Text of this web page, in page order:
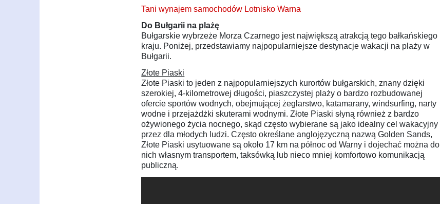
Tani wynajem samochodów Lotnisko Warna
Do Bułgarii na plażę
Bułgarskie wybrzeże Morza Czarnego jest największą atrakcją tego bałkańskiego
kraju. Poniżej, przedstawiamy najpopularniejsze destynacje wakacji na plaży w
Bułgarii.
Złote Piaski
Złote Piaski to jeden z najpopularniejszych kurortów bułgarskich, znany dzięki
szerokiej, 4-kilometrowej długości, piaszczystej plaży o bardzo rozbudowanej
ofercie sportów wodnych, obejmującej żeglarstwo, katamarany, windsurfing, narty
wodne i przejażdżki skuterami wodnymi. Złote Piaski słyną również z bardzo
ożywionego życia nocnego, skąd często wybierane są jako idealny cel wakacyjny
przez dla młodych ludzi. Często określane anglojęzyczną nazwą Golden Sands,
Złote Piaski usytuowane są około 17 km na północ od Warny i dojechać można do
nich własnym transportem, taksówką lub nieco mniej komfortowo komunikacją
publiczną.